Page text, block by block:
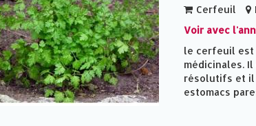
Cerfeuil
Voir avec
le cerfeuil est
médicinales.
résolutifs et il
estomacs